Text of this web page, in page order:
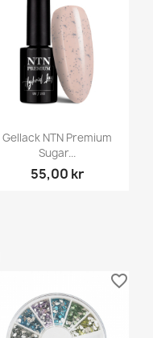
Gellack NTN Premium
Sugar...
55,00 kr
favorite_border